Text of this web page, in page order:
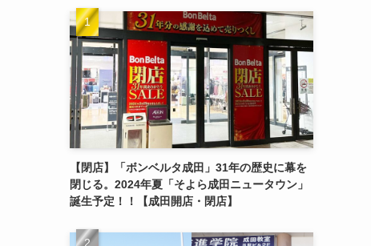
【閉店】「ボンベルタ成田」31年の歴史に幕を
閉じる。2024年夏「そよら成田ニュータウン」
誕生予定！！【成田開店・閉店】